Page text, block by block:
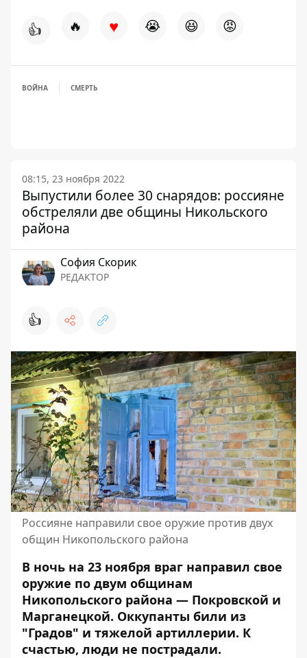
👍 🔥 ♥ 😭 😆 😡
ВОЙНА СМЕРТЬ
08:15, 23 ноября 2022
Выпустили более 30 снарядов: россияне
обстреляли две общины Никольского
района
София Скорик
РЕДАКТОР
👍
Россияне направили свое оружие против двух
общин Никопольского района
В ночь на 23 ноября враг направил свое
оружие по двум общинам
Никопольского района — Покровской и
Марганецкой. Оккупанты били из
"Градов" и тяжелой артиллерии. К
счастью, люди не пострадали.